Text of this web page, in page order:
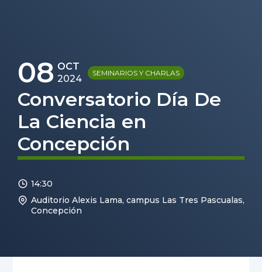
08 OCT
2024
SEMINARIOS Y CHARLAS
Conversatorio Día De
La Ciencia en
Concepción
14:30
Auditorio Alexis Lama, campus Las Tres Pascualas,
Concepción